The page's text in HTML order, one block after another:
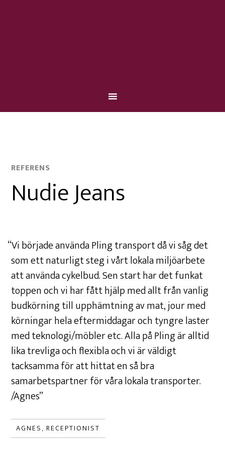
REFERENS
Nudie Jeans
Vi började använda Pling transport då vi såg det
som ett naturligt steg i vårt lokala miljöarbete
att använda cykelbud. Sen start har det funkat
toppen och vi har fått hjälp med allt från vanlig
budkörning till upphämtning av mat, jour med
körningar hela eftermiddagar och tyngre laster
med teknologi/möbler etc. Alla på Pling är alltid
lika trevliga och flexibla och vi är väldigt
tacksamma för att hittat en så bra
samarbetspartner för våra lokala transporter.
/Agnes
AGNES, RECEPTIONIST